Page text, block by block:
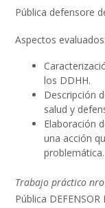
Pública defensore
Aspectos evaluados:
los DDHH.
Descripción
salud y
Elaboración
una acción
problemática.
Trabajo práctico
Pública